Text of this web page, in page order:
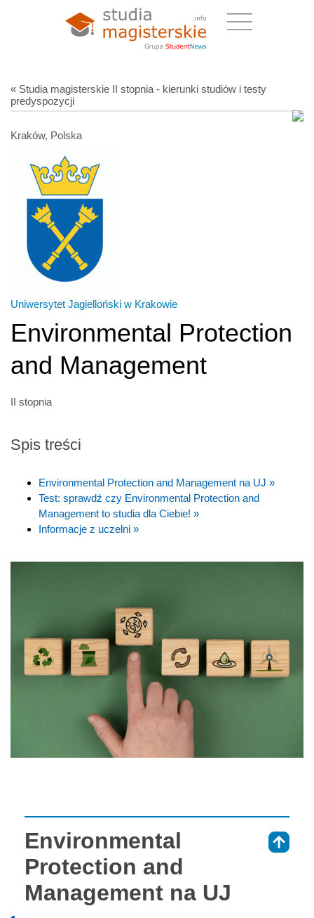
« Studia magisterskie II stopnia - kierunki studiów i testy
predyspozycji
Kraków, Polska
Uniwersytet Jagielloński w Krakowie
Environmental Protection
and Management
II stopnia
Spis treści
Environmental Protection and Management na UJ »
Test: sprawdź czy Environmental Protection and
Management to studia dla Ciebie! »
Informacje z uczelni »
Environmental
Protection and
Management na UJ